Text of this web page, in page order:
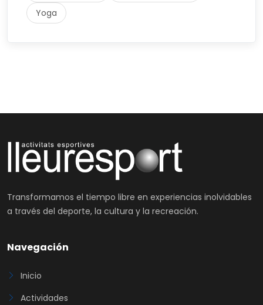
Yoga
Transformamos el tiempo libre en experiencias inolvidables
a través del deporte, la cultura y la recreación.
Navegación
Inicio
Actividades